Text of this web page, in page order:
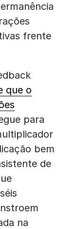
frente
que o
para
bem
de
na